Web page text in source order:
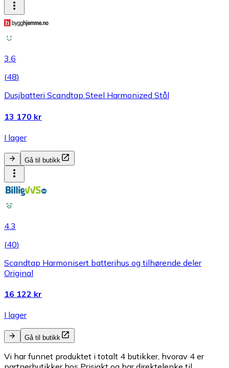
3.6
(48)
Dusjbatteri Scandtap Steel Harmonized Stål
13 170 kr
I lager
Gå til butikk
4.3
(40)
Scandtap Harmonisert batterihus og tilhørende deler
Original
16 122 kr
I lager
Gå til butikk
Vi har funnet produktet i totalt 4 butikker, hvorav 4 er